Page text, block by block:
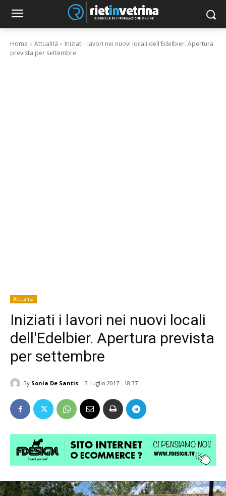
Home Attualità
Iniziati i lavori nei nuovi locali dell'Edelbier. Apertura
prevista per settembre
Attualità
Iniziati i lavori nei nuovi locali
dell'Edelbier. Apertura prevista
per settembre
By Sonia De Santis 3 Luglio 2017 - 18:37